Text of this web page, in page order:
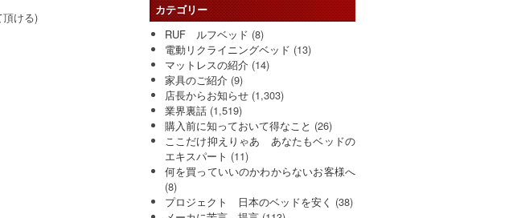
頂ける)
カテゴリー
RUF ルフベッド (8)
電動リクライニングベッド (13)
マットレスの紹介(14)
家具のご紹介(9)
店長からお知らせ(1,303)
業界裏話(1,519)
購入前に知っておいて得なこと (26)
ここだけ抑えりゃあ あなたもベッドの
エキスパート (11)
何を買っていいのかわからないお客様へ
(8)
プロジェクト 日本のベッドを安く (38)